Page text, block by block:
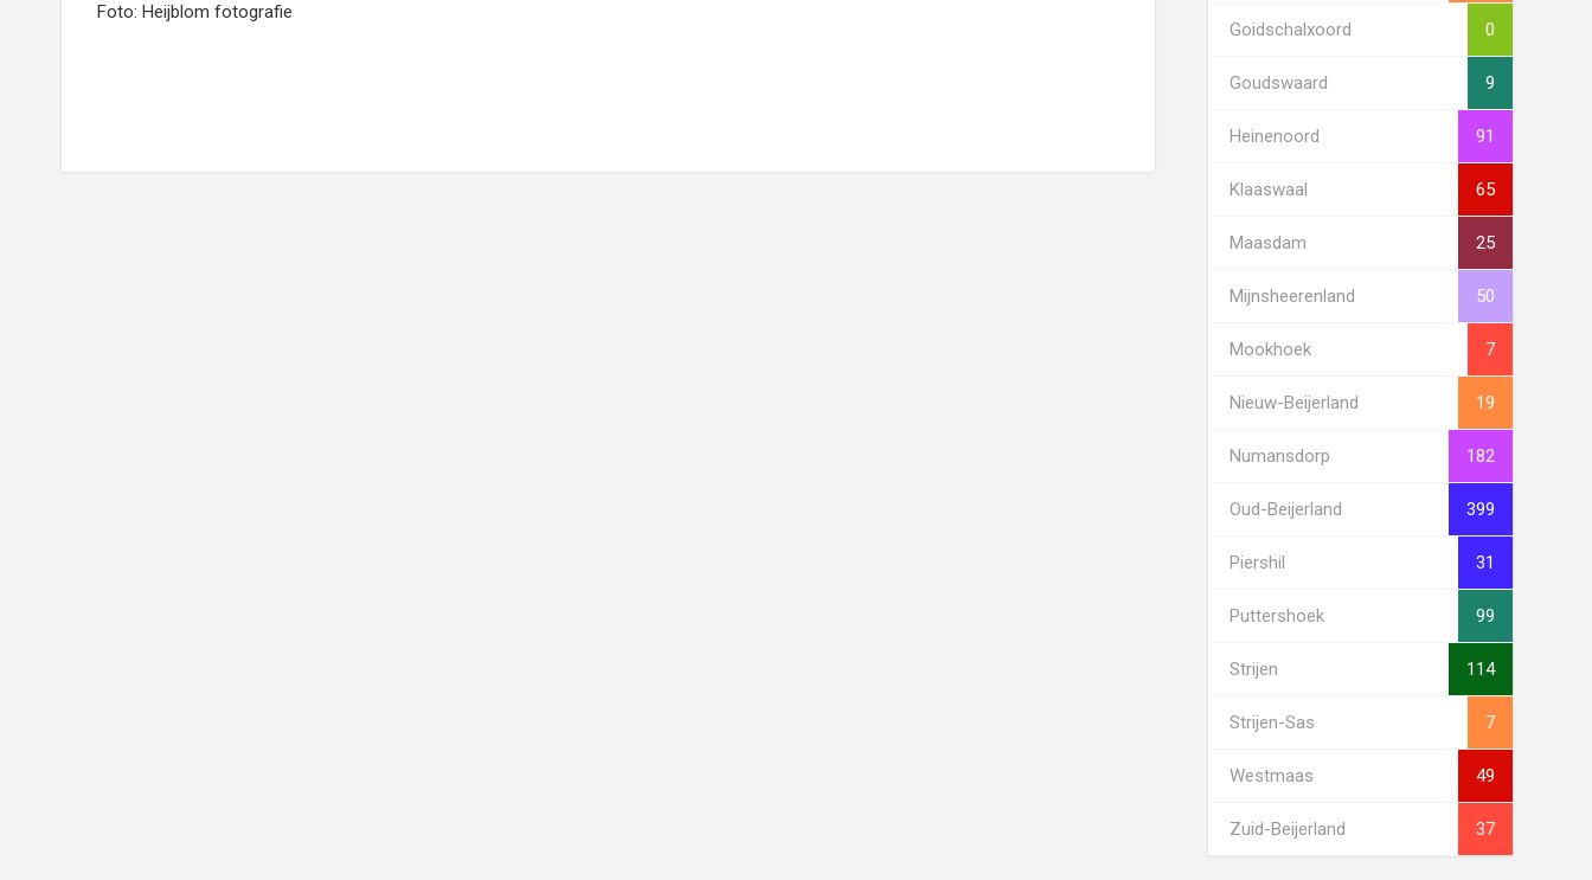
Foto: Heijblom fotografie
Goidschalxoord 0
Goudswaard 9
Heinenoord 91
Klaaswaal 65
Maasdam 25
Mijnsheerenland 50
Mookhoek 7
Nieuw-Beijerland 19
Numansdorp 182
Oud-Beijerland 399
Piershil 31
Puttershoek 99
Strijen 114
Strijen-Sas 7
Westmaas 49
Zuid-Beijerland 37